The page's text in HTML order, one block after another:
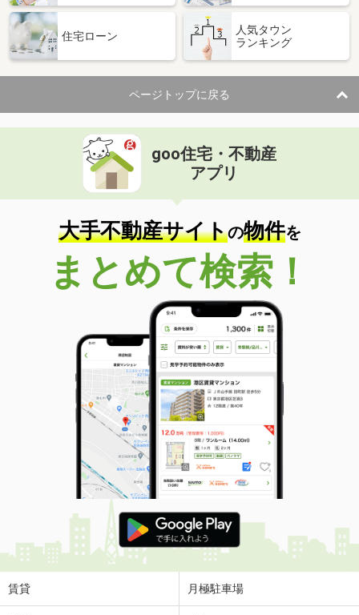
住宅ローン
人気タウン
ランキング
ページトップに戻る
goo住宅・不動産
アプリ
大手不動産サイトの物件を
まとめて検索！
賃貸 月極駐車場